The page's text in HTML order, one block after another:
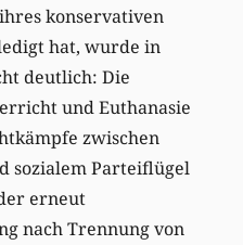
konservativen
hat, wurde in
deutlich: Die
und Euthanasie
zwischen
sozialem Parteiflügel
erneut
nach Trennung von